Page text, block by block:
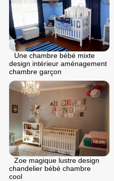
Une chambre bébé mixte
design intérieur aménagement
chambre garçon
Zoe magique lustre design
chandelier bébé chambre
cool